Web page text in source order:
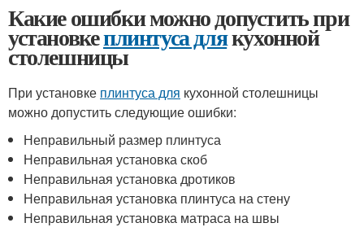
Какие ошибки можно допустить при
установкеплинтуса длякухонной
столешницы
При установке плинтуса для кухонной столешницы
можно допустить следующие ошибки:
Неправильный размер плинтуса
Неправильная установка скоб
Неправильная установка дротиков
Неправильная установка плинтуса на стену
Неправильная установка матраса на швы